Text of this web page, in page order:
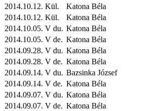
2014.10.12. Kül. Katona Béla
2014.10.12. Kül. Katona Béla
2014.10.05. V du. Katona Béla
2014.10.05. V de. Katona Béla
2014.09.28. V du. Katona Béla
2014.09.28. V de. Katona Béla
2014.09.14. V du. Bazsinka József
2014.09.14. V de. Katona Béla
2014.09.07. V du. Katona Béla
2014.09.07. V de. Katona Béla